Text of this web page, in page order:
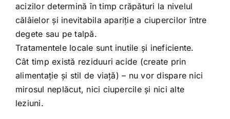
acizilor determină în timp crăpături la nivelul
călâielor și inevitabila apariție a ciupercilor între
degete sau pe talpă.
Tratamentele locale sunt inutile și ineficiente.
Cât timp există reziduuri acide (create prin
alimentație și stil de viață) – nu vor dispare nici
mirosul neplăcut, nici ciupercile și nici alte
leziuni.